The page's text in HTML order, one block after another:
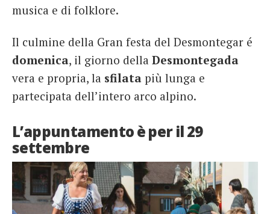
musica e di folklore.
Il culmine della Gran festa del Desmontegar é
domenica, il giorno della Desmontegada
vera e propria, la sfilata più lunga e
partecipata dell’intero arco alpino.
L’appuntamento è per il 29
settembre